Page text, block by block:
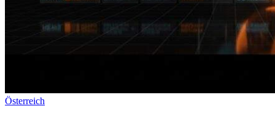
Österreich